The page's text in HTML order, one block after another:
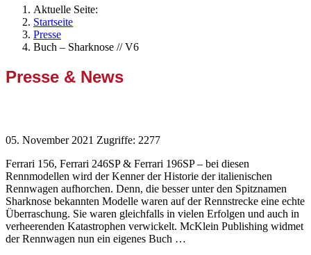
Aktuelle Seite:
Startseite
Presse
Buch – Sharknose // V6
Presse & News
05. November 2021 Zugriffe: 2277
Ferrari 156, Ferrari 246SP & Ferrari 196SP – bei diesen
Rennmodellen wird der Kenner der Historie der italienischen
Rennwagen aufhorchen. Denn, die besser unter den Spitznamen
Sharknose bekannten Modelle waren auf der Rennstrecke eine echte
Überraschung. Sie waren gleichfalls in vielen Erfolgen und auch in
verheerenden Katastrophen verwickelt. McKlein Publishing widmet
der Rennwagen nun ein eigenes Buch …